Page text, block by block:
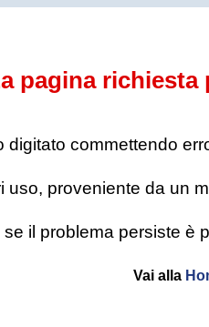
pagina
digitato commettendo
uso, proveniente da un
il problema persiste è
Vai alla